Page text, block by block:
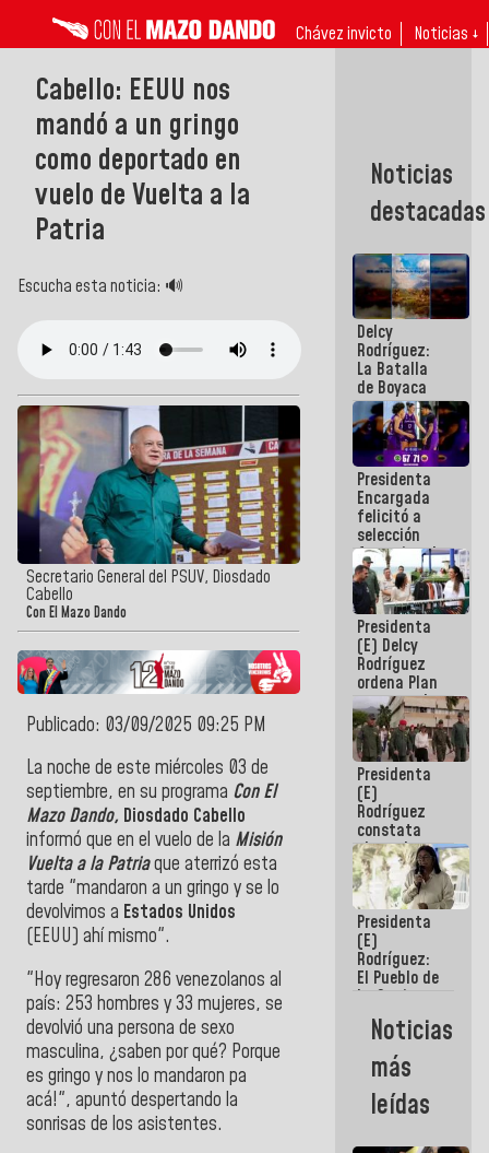
Chávez invicto Noticias ↓
Cabello: EEUU nos
mandó a un gringo
como deportado en
vuelo de Vuelta a la
Patria
Escucha esta noticia: 🔊
Secretario General del PSUV, Diosdado
Cabello
Con El Mazo Dando
Publicado: 03/09/2025 09:25 PM
La noche de este miércoles 03 de
septiembre, en su programa Con El
Mazo Dando, Diosdado Cabello
informó que en el vuelo de la Misión
Vuelta a la Patriaque aterrizó esta
tarde "mandaron a un gringo y se lo
devolvimos a Estados Unidos
(EEUU) ahí mismo".
"Hoy regresaron 286 venezolanos al
país: 253 hombres y 33 mujeres, se
devolvió una persona de sexo
masculina, ¿saben por qué? Porque
es gringo y nos lo mandaron pa
acá!", apuntó despertando la
sonrisas de los asistentes.
Noticias
destacadas
Delcy
Rodríguez:
La Batalla
de Boyaca
representa
un capítulo
decisivo en
la gesta
emancipadora
de nuestra
América
Presidenta
Encargada
felicitó a
selección
femenina de
baloncesto
por su
clasificación
a la
AmeriCup
2027
Presidenta
(E) Delcy
Rodríguez
ordena Plan
maestro de
desarrollo
logístico y
turístico
para La
Guaira
Presidenta
(E)
Rodríguez
constata
obras de
rehabilitación
de Escuela
Militar de
Mamo en La
Guaira
Presidenta
(E)
Rodríguez:
El Pueblo de
La Guaira
siempre
estará
acompañada
por el
Gobierno
Nacional
Noticias
más
leídas